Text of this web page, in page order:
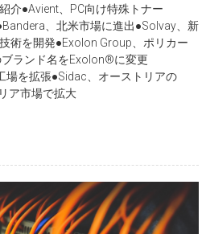
介●Avient、PC向け特殊トナー
、北米市場に進出●Solvay、新
術を開発●Exolon Group、ポリカー
ランド名をExolon®に変更
場を拡張●Sidac、オーストリアの
ア市場で拡大